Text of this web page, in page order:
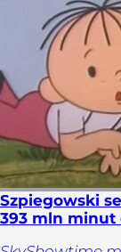
Szpiegowski
393 mln minut